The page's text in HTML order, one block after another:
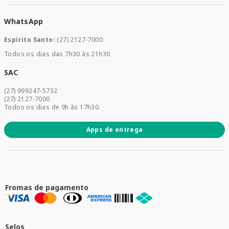
Saúde e Bem-estar
Mamães e Bebê
Dermocosméticos
Promoções
WhatsApp
Espirito Santo: (27) 2127-7000
Todos os dias das 7h30 às 21h30
SAC
(27) 999247-5732
(27) 2127-7000
Todos os dias de 9h às 17h30.
Apps de entrega
Fromas de pagamento
Selos